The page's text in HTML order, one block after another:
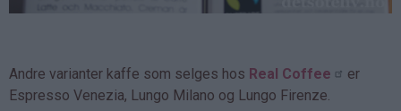
Andre varianter kaffe som selges hos Real Coffee
er
Espresso Venezia, Lungo Milano og Lungo Firenze.